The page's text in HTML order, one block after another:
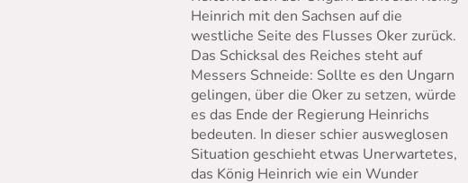
Heinrich mit den Sachsen auf die
westliche Seite des Flusses Oker zurück.
Das Schicksal des Reiches steht auf
Messers Schneide: Sollte es den Ungarn
gelingen, über die Oker zu setzen, würde
es das Ende der Regierung Heinrichs
bedeuten. In dieser schier ausweglosen
Situation geschieht etwas Unerwartetes,
das König Heinrich wie ein Wunder